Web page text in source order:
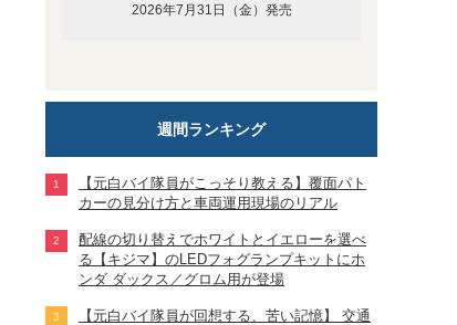
2026年7月31日（金）発売
週間ランキング
【元白バイ隊員がこっそり教える】覆面パト
カーの見分け方と車両運用現場のリアル
配線の切り替えでホワイトとイエローを選べ
る【キジマ】のLEDフォグランプキットにホ
ンダ ダックス／グロム用が登場
【元白バイ隊員が回想する、苦い記憶】 交通